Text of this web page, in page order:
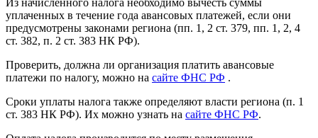
уплаченных в течение года авансовых платежей, если они
предусмотрены законами региона (пп. 1, 2 ст. 379, пп. 1, 2, 4
ст. 382, п. 2 ст. 383 НК РФ).
Проверить, должна ли организация платить авансовые
платежи по налогу, можно на сайте ФНС РФ .
Сроки уплаты налога также определяют власти региона (п. 1
ст. 383 НК РФ). Их можно узнать на сайте ФНС РФ.